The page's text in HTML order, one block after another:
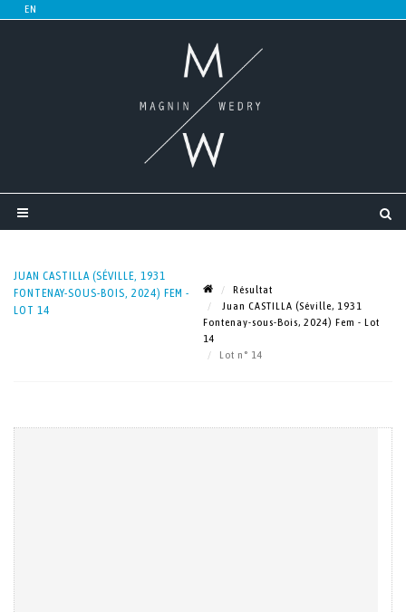
JUAN CASTILLA (SÉVILLE, 1931
FONTENAY-SOUS-BOIS, 2024) FEM -
LOT 14
Résultat
Juan CASTILLA (Séville, 1931
Fontenay-sous-Bois, 2024) Fem - Lot
14
Lot n° 14